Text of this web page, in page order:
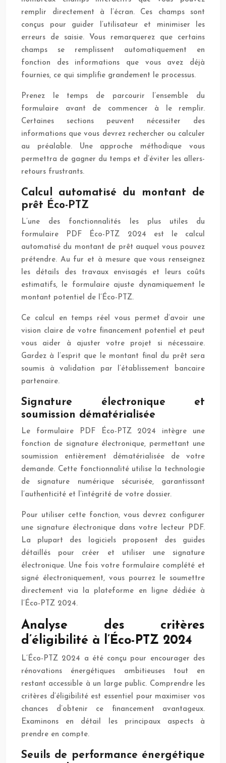
remplir directement à l’écran. Ces champs sont
conçus pour guider l’utilisateur et minimiser les
erreurs de saisie. Vous remarquerez que certains
champs se remplissent automatiquement en
fonction des informations que vous avez déjà
fournies, ce qui simplifie grandement le processus.
Prenez le temps de parcourir l’ensemble du
formulaire avant de commencer à le remplir.
Certaines sections peuvent nécessiter des
informations que vous devrez rechercher ou calculer
au préalable. Une approche méthodique vous
permettra de gagner du temps et d’éviter les allers-
retours frustrants.
Calcul automatisé du montant de
prêt Éco-PTZ
L’une des fonctionnalités les plus utiles du
formulaire PDF Éco-PTZ 2024 est le calcul
automatisé du montant de prêt auquel vous pouvez
prétendre. Au fur et à mesure que vous renseignez
les détails des travaux envisagés et leurs coûts
estimatifs, le formulaire ajuste dynamiquement le
montant potentiel de l’Éco-PTZ.
Ce calcul en temps réel vous permet d’avoir une
vision claire de votre financement potentiel et peut
vous aider à ajuster votre projet si nécessaire.
Gardez à l’esprit que le montant final du prêt sera
soumis à validation par l’établissement bancaire
partenaire.
Signature électronique et
soumission dématérialisée
Le formulaire PDF Éco-PTZ 2024 intègre une
fonction de signature électronique, permettant une
soumission entièrement dématérialisée de votre
demande. Cette fonctionnalité utilise la technologie
de signature numérique sécurisée, garantissant
l’authenticité et l’intégrité de votre dossier.
Pour utiliser cette fonction, vous devrez configurer
une signature électronique dans votre lecteur PDF.
La plupart des logiciels proposent des guides
détaillés pour créer et utiliser une signature
électronique. Une fois votre formulaire complété et
signé électroniquement, vous pourrez le soumettre
directement via la plateforme en ligne dédiée à
l’Éco-PTZ 2024.
Analyse des critères
d’éligibilité à l’Éco-PTZ 2024
L’Éco-PTZ 2024 a été conçu pour encourager des
rénovations énergétiques ambitieuses tout en
restant accessible à un large public. Comprendre les
critères d’éligibilité est essentiel pour maximiser vos
chances d’obtenir ce financement avantageux.
Examinons en détail les principaux aspects à
prendre en compte.
Seuils de performance énergétique